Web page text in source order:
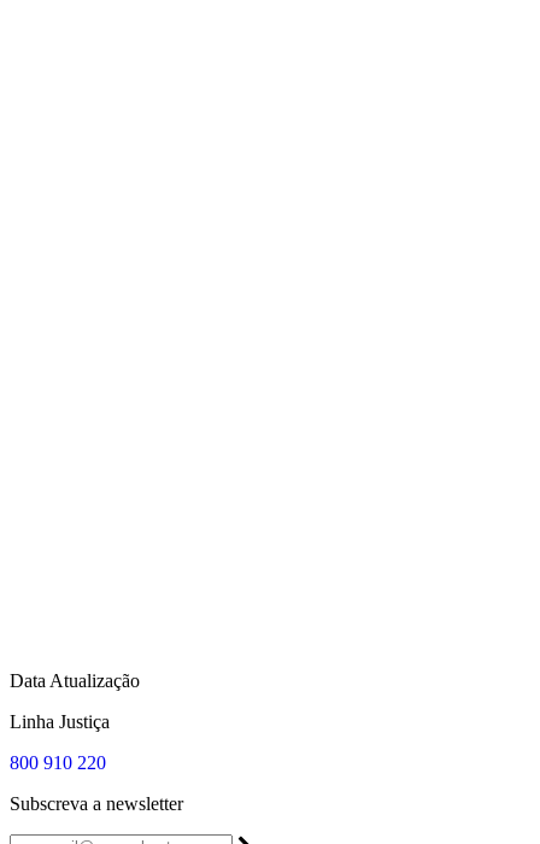
Data Atualização
Linha Justiça
800 910 220
Subscreva a newsletter